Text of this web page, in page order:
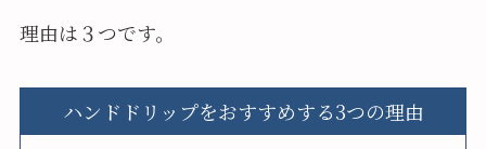
理由は３つです。
ハンドドリップをおすすめする3つの理由